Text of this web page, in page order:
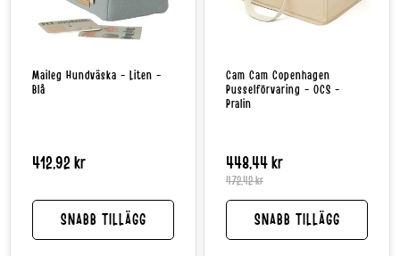
Maileg Hundväska - Liten -
Blå
Normalpris
412,92 kr
SNABB TILLÄGG
Cam Cam Copenhagen
Pusselförvaring - OCS -
Pralin
448,44 kr
472,42 kr
SNABB TILLÄGG